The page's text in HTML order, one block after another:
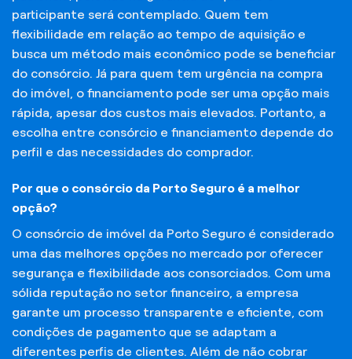
participante será contemplado. Quem tem
flexibilidade em relação ao tempo de aquisição e
busca um método mais econômico pode se beneficiar
do consórcio. Já para quem tem urgência na compra
do imóvel, o financiamento pode ser uma opção mais
rápida, apesar dos custos mais elevados. Portanto, a
escolha entre consórcio e financiamento depende do
perfil e das necessidades do comprador.
Por que o consórcio da Porto Seguro é a melhor
opção?
O consórcio de imóvel da Porto Seguro é considerado
uma das melhores opções no mercado por oferecer
segurança e flexibilidade aos consorciados. Com uma
sólida reputação no setor financeiro, a empresa
garante um processo transparente e eficiente, com
condições de pagamento que se adaptam a
diferentes perfis de clientes. Além de não cobrar